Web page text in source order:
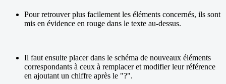
Pour retrouver plus facilement les éléments concernés, ils sont
mis en évidence en rouge dans le texte au-dessus.
Il faut ensuite placer dans le schéma de nouveaux éléments
correspondants à ceux à remplacer et modifier leur référence
en ajoutant un chiffre après le "?".